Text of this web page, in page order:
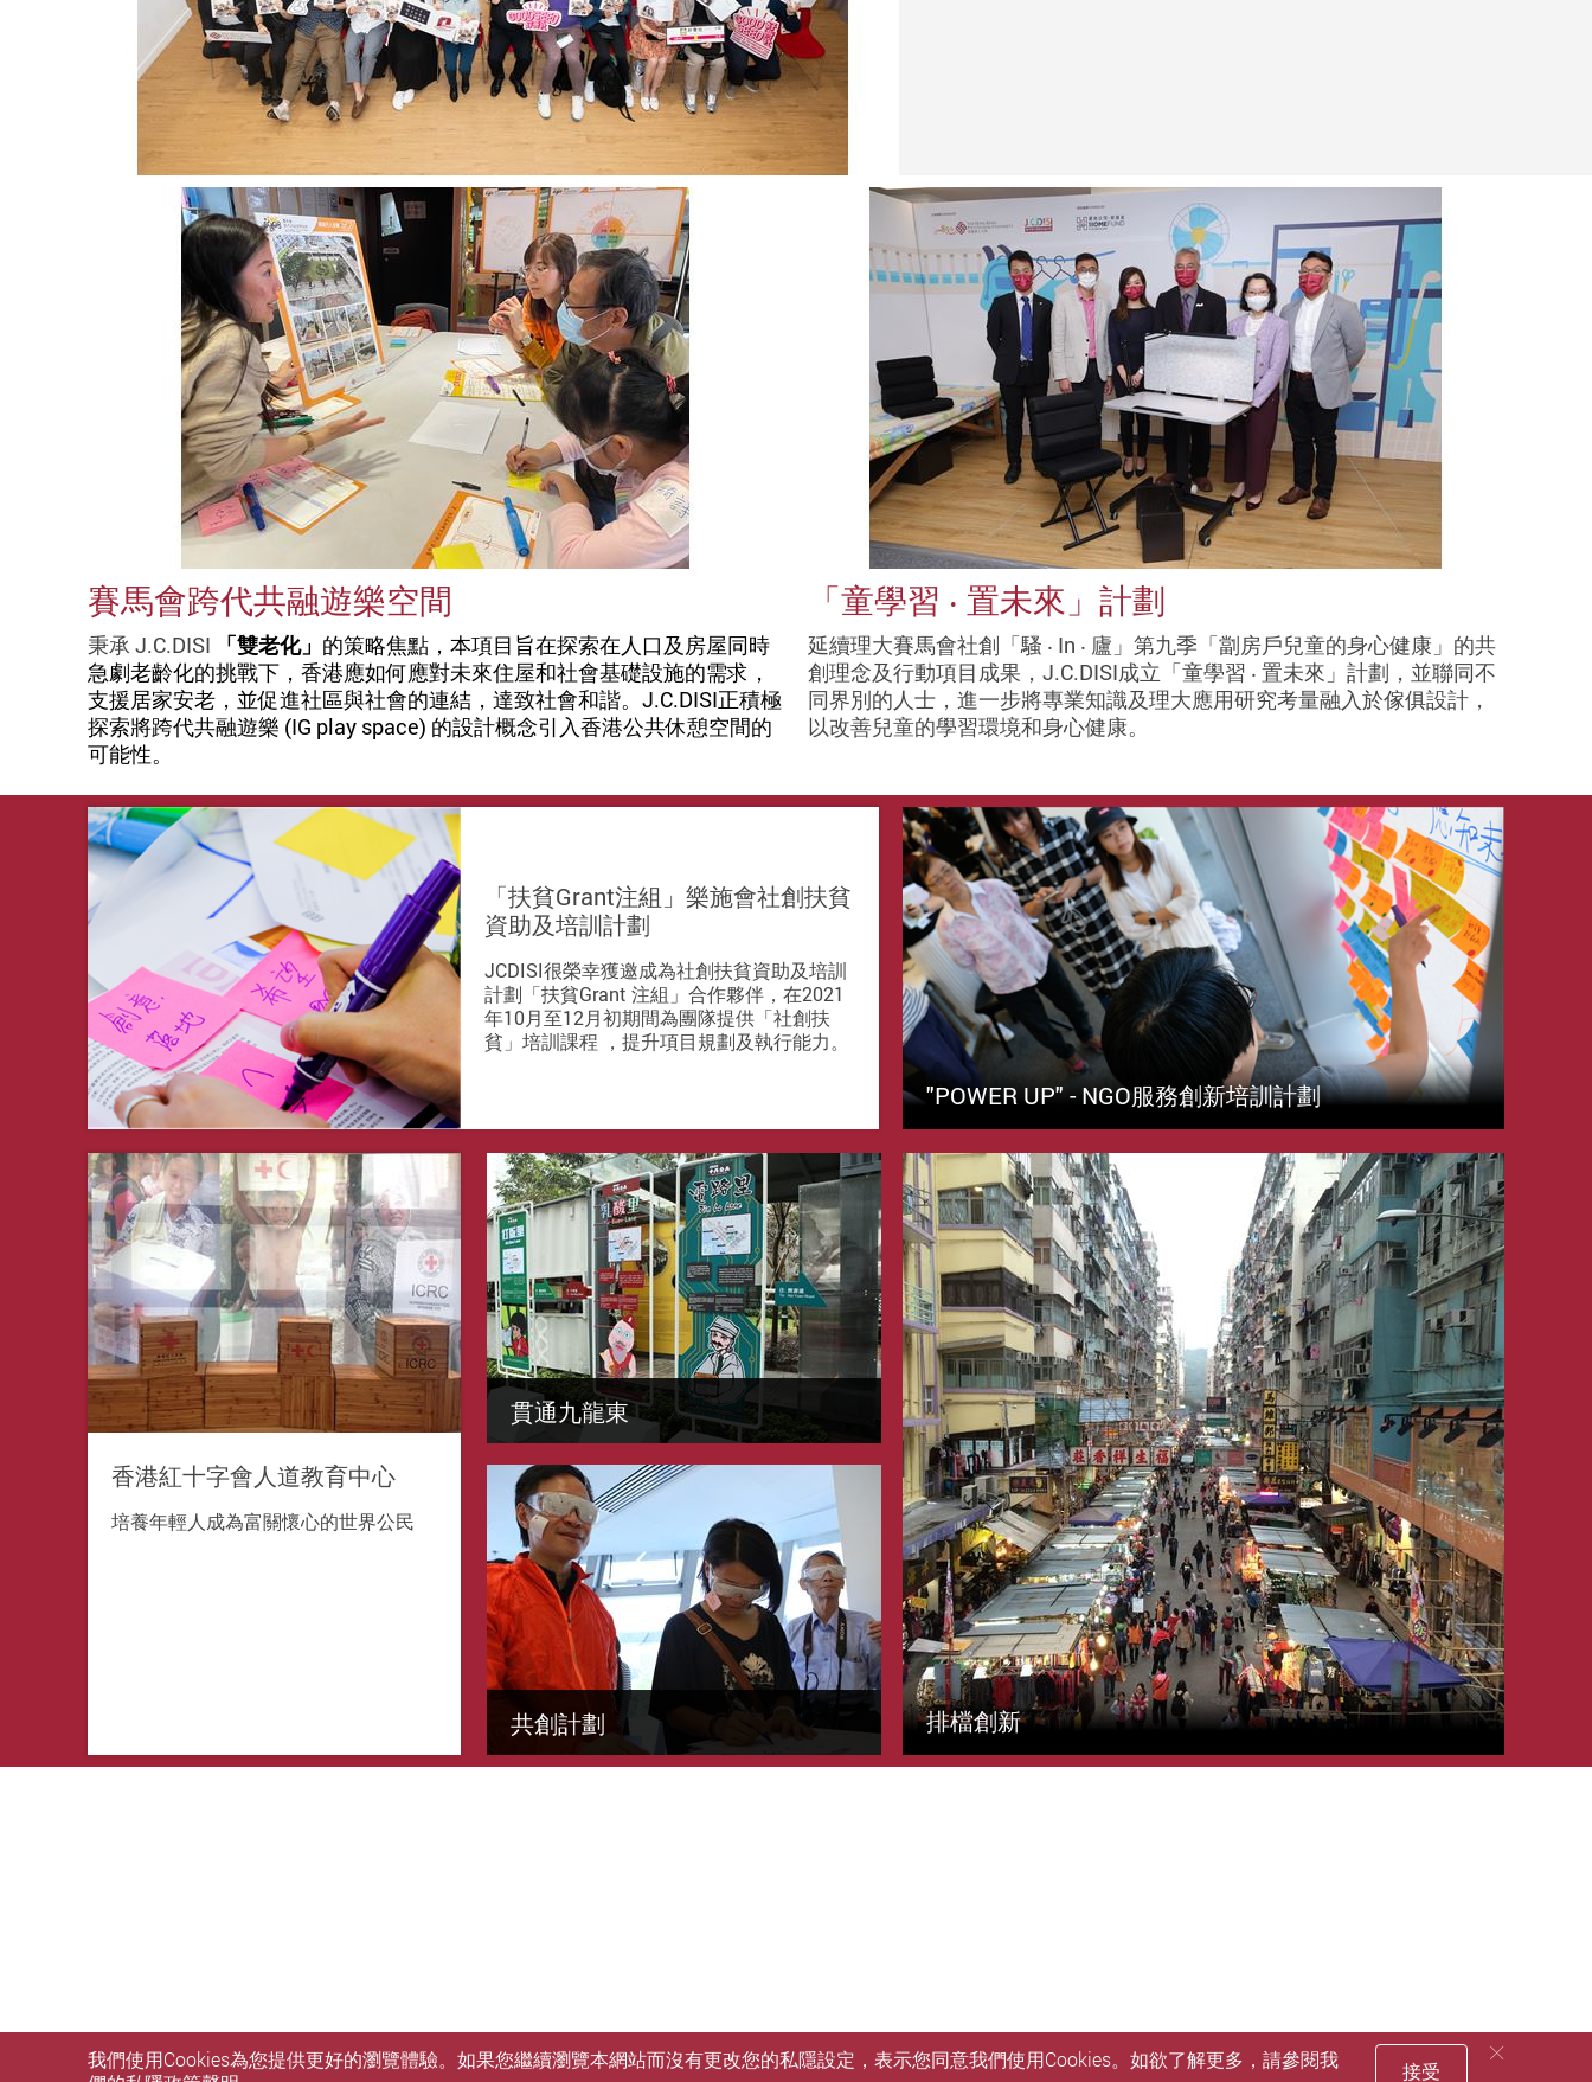
賽馬會跨代共融遊樂空間
秉承 J.C.DISI 「雙老化」 的策略焦點，本項目旨在探索在人口及房屋同時
急劇老齡化的挑戰下，香港應如何應對未來住屋和社會基礎設施的需求，
支援居家安老，並促進社區與社會的連結，達致社會和諧。 J.C.DISI正積極
探索將跨代共融遊樂 (IG play space) 的設計概念引入香港公共休憩空間的
可能性。
「童學習 ‧ 置未來」計劃
延續理大賽馬會社創「騷 ‧ In ‧ 廬」第九季「劏房戶兒童的身心健康」的共
創理念及行動項目成果，J.C.DISI成立「童學習 ‧ 置未來」計劃，並聯同不
同界別的人士，進一步將專業知識及理大應用研究考量融入於傢俱設計，
以改善兒童的學習環境和身心健康。
「扶貧Grant注組」樂施會社創扶貧
資助及培訓計劃
JCDISI很榮幸獲邀成為社創扶貧資助及培訓
計劃「扶貧Grant 注組」合作夥伴，在2021
年10月至12月初期間為團隊提供「社創扶
貧」培訓課程 ，提升項目規劃及執行能力。
"POWER UP" - NGO服務創新培訓計劃
香港紅十字會人道教育中心
培養年輕人成為富關懷心的世界公民
貫通九龍東
共創計劃 排檔創新
我們使用Cookies為您提供更好的瀏覽體驗。如果您繼續瀏覽本網站而沒有更改您的私隱設定，表示您同意我們使用Cookies。如欲了解更多，請參閱我
接受